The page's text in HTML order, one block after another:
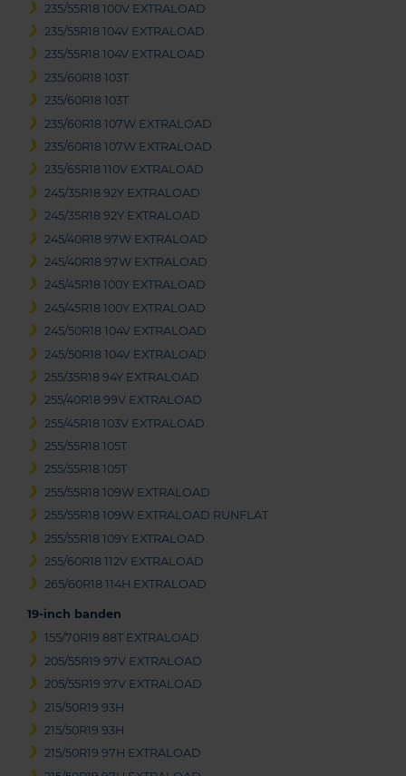
235/55R18 100V EXTRALOAD
235/55R18 104V EXTRALOAD
235/55R18 104V EXTRALOAD
235/60R18 103T
235/60R18 103T
235/60R18 107W EXTRALOAD
235/60R18 107W EXTRALOAD
235/65R18 110V EXTRALOAD
245/35R18 92Y EXTRALOAD
245/35R18 92Y EXTRALOAD
245/40R18 97W EXTRALOAD
245/40R18 97W EXTRALOAD
245/45R18 100Y EXTRALOAD
245/45R18 100Y EXTRALOAD
245/50R18 104V EXTRALOAD
245/50R18 104V EXTRALOAD
255/35R18 94Y EXTRALOAD
255/40R18 99V EXTRALOAD
255/45R18 103V EXTRALOAD
255/55R18 105T
255/55R18 105T
255/55R18 109W EXTRALOAD
255/55R18 109W EXTRALOAD RUNFLAT
255/55R18 109Y EXTRALOAD
255/60R18 112V EXTRALOAD
265/60R18 114H EXTRALOAD
19-inch banden
155/70R19 88T EXTRALOAD
205/55R19 97V EXTRALOAD
205/55R19 97V EXTRALOAD
215/50R19 93H
215/50R19 93H
215/50R19 97H EXTRALOAD